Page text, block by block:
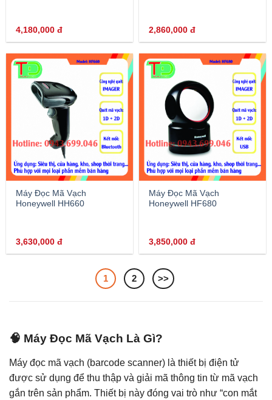
4,180,000đ 2,860,000đ
Máy Đọc Mã Vạch
Honeywell HH660
3,630,000đ
Máy Đọc Mã Vạch
Honeywell HF680
3,850,000đ
1 2 >>
🧠 Máy Đọc Mã Vạch Là Gì?
Máy đọc mã vạch (barcode scanner) là thiết bị điện tử
được sử dụng để thu thập và giải mã thông tin từ mã vạch
gắn trên sản phẩm. Thiết bị này đóng vai trò như “con mắt